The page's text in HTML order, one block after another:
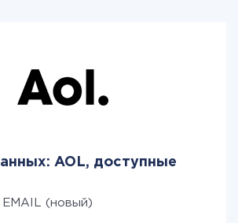
AOL, доступные
EMAIL (новый)